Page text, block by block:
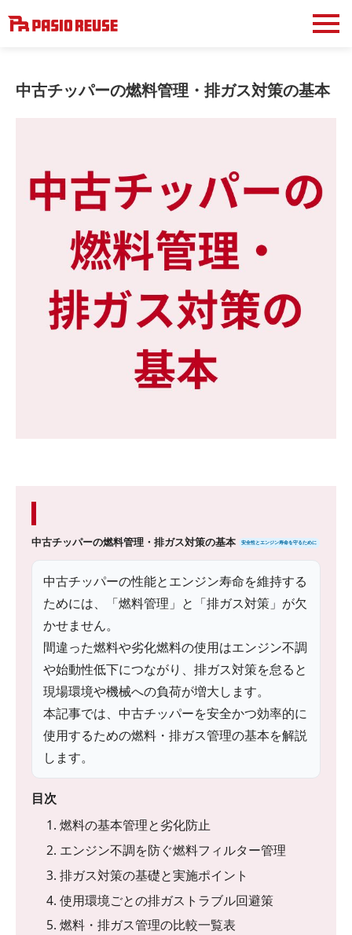
中古チッパーの燃料管理・排ガス対策の基本
中古チッパーの燃料管理・排ガス対策の基本 安全性とエンジン寿命を守るために
中古チッパーの性能とエンジン寿命を維持する
ためには、「燃料管理」と「排ガス対策」が欠
かせません。
間違った燃料や劣化燃料の使用はエンジン不調
や始動性低下につながり、排ガス対策を怠ると
現場環境や機械への負荷が増大します。
本記事では、中古チッパーを安全かつ効率的に
使用するための燃料・排ガス管理の基本を解説
します。
目次
1. 燃料の基本管理と劣化防止
2. エンジン不調を防ぐ燃料フィルター管理
3. 排ガス対策の基礎と実施ポイント
4. 使用環境ごとの排ガストラブル回避策
5. 燃料・排ガス管理の比較一覧表